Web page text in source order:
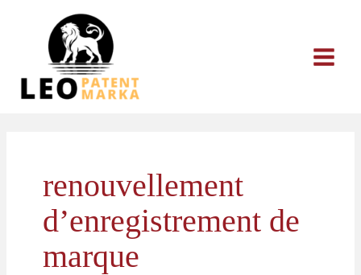
renouvellement
d’enregistrement de
marque